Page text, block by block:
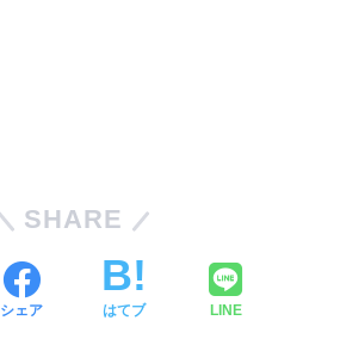
SHARE
シェア はてブ LINE